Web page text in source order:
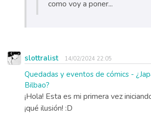
como voy a poner...
slottralist 14/02/2024 22:05
Quedadas y eventos de cómics -
Bilbao?
¡Hola! Esta es mi primera vez
¡qué ilusión! :D